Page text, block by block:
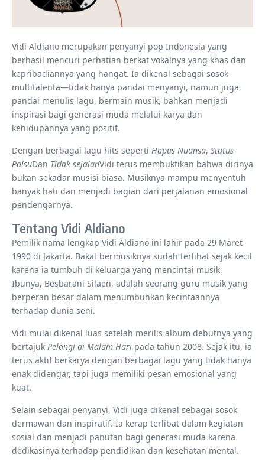
Vidi Aldiano merupakan penyanyi pop Indonesia yang
berhasil mencuri perhatian berkat vokalnya yang khas dan
kepribadiannya yang hangat. Ia dikenal sebagai sosok
multitalenta—tidak hanya pandai menyanyi, namun juga
pandai menulis lagu, bermain musik, bahkan menjadi
inspirasi bagi generasi muda melalui karya dan
kehidupannya yang positif.
Dengan berbagai lagu hits seperti Hapus Nuansa, Status
PalsuDan Tidak sejalanVidi terus membuktikan bahwa dirinya
bukan sekadar musisi biasa. Musiknya mampu menyentuh
banyak hati dan menjadi bagian dari perjalanan emosional
pendengarnya.
Tentang Vidi Aldiano
Pemilik nama lengkap Vidi Aldiano ini lahir pada 29 Maret
1990 di Jakarta. Bakat bermusiknya sudah terlihat sejak kecil
karena ia tumbuh di keluarga yang mencintai musik.
Ibunya, Besbarani Silaen, adalah seorang guru musik yang
berperan besar dalam menumbuhkan kecintaannya
terhadap dunia seni.
Vidi mulai dikenal luas setelah merilis album debutnya yang
bertajuk Pelangi di Malam Hari pada tahun 2008. Sejak itu, ia
terus aktif berkarya dengan berbagai lagu yang tidak hanya
enak didengar, tapi juga memiliki pesan emosional yang
kuat.
Selain sebagai penyanyi, Vidi juga dikenal sebagai sosok
dermawan dan inspiratif. Ia kerap terlibat dalam kegiatan
sosial dan menjadi panutan bagi generasi muda karena
dedikasinya terhadap pendidikan dan kesehatan mental.